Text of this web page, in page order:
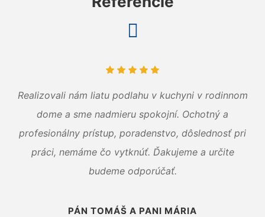
Realizovali nám liatu podlahu v kuchyni v rodinnom
dome a sme nadmieru spokojní. Ochotný a
profesionálny prístup, poradenstvo, dôslednosť pri
práci, nemáme čo vytknúť. Ďakujeme a určite
budeme odporúčať.
PÁN TOMÁŠ A PANI MÁRIA